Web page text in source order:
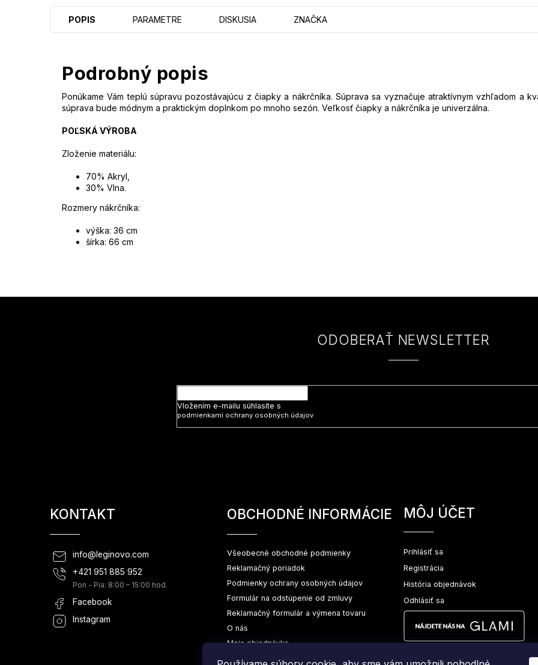
POPIS PARAMETRE DISKUSIA ZNAČKA
Podrobný popis
Ponúkame Vám teplú súpravu pozostávajúcu z čiapky a nákrčníka. Súprava sa vyznačuje atraktívnym vzhľadom a
súprava bude módnym a praktickým doplnkom po mnoho sezón. Veľkosť čiapky a nákrčníka je univerzálna.
POĽSKÁ VÝROBA
Zloženie materiálu:
70% Akryl,
30% Vlna.
Rozmery nákrčníka:
výška: 36 cm
šírka: 66 cm
ODOBERAŤ NEWSLETTER
Vložením e-mailu súhlasíte s
podmienkami ochrany osobných údajov
KONTAKT
info@ leginovo.com
+421 951 885 952
Pon - Pia: 8:00 – 15:00 hod.
Facebook
Instagram
OBCHODNÉ INFORMÁCIE
Všeobecné obchodné podmienky
Reklamačný poriadok
Podmienky ochrany osobných údajov
Formulár na odstúpenie od zmluvy
Reklamačný formulár a výmena tovaru
O nás
Moja objednávka
MÔJ ÚČET
Prihlásiť sa
Registrácia
História objednávok
Odhlásiť sa